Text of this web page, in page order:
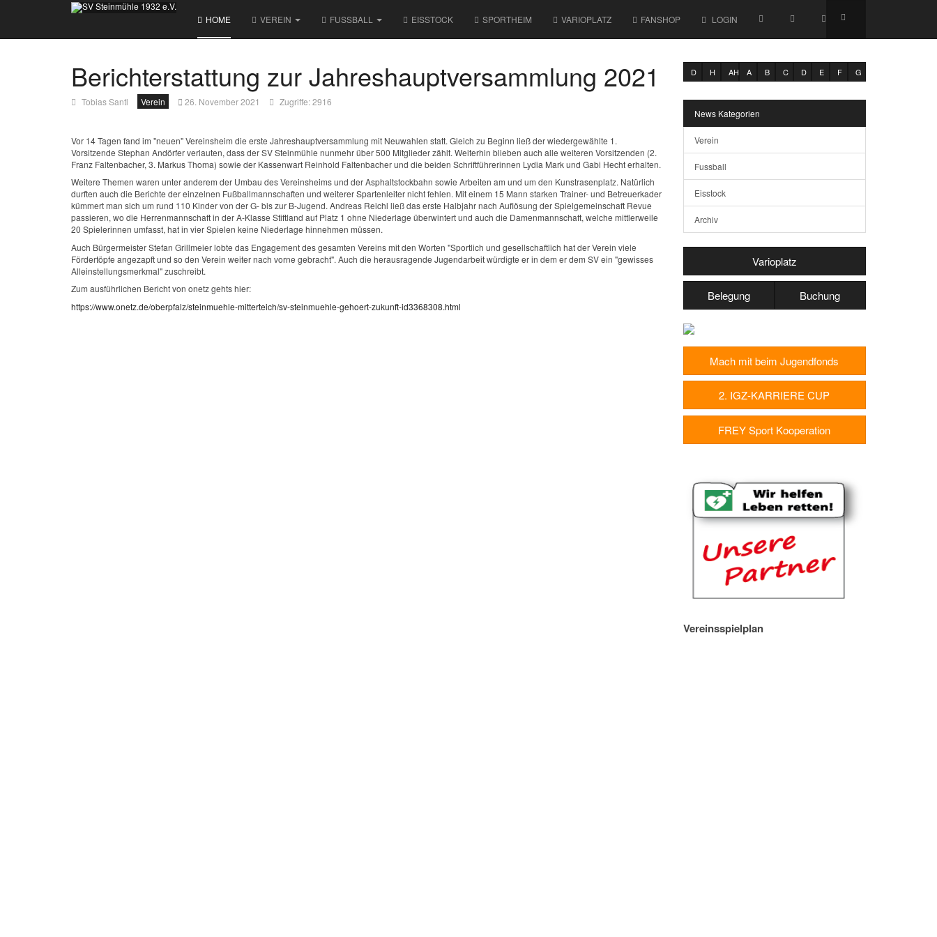
HOME VEREIN FUSSBALL EISSTOCK SPORTHEIM VARIOPLATZ FANSHOP LOGIN
Berichterstattung zur Jahreshauptversammlung 2021
Tobias Santl Verein 26. November 2021 Zugriffe: 2916
Vor 14 Tagen fand im "neuen" Vereinsheim die erste Jahreshauptversammlung mit Neuwahlen statt. Gleich zu Beginn ließ der wiedergewählte 1.
Vorsitzende Stephan Andörfer verlauten, dass der SV Steinmühle nunmehr über 500 Mitglieder zählt. Weiterhin blieben auch alle weiteren Vorsitzenden (2.
Franz Faltenbacher, 3. Markus Thoma) sowie der Kassenwart Reinhold Faltenbacher und die beiden Schriftführerinnen Lydia Mark und Gabi Hecht erhalten.
Weitere Themen waren unter anderem der Umbau des Vereinsheims und der Asphaltstockbahn sowie Arbeiten am und um den Kunstrasenplatz. Natürlich
durften auch die Berichte der einzelnen Fußballmannschaften und weiterer Spartenleiter nicht fehlen. Mit einem 15 Mann starken Trainer- und Betreuerkader
kümmert man sich um rund 110 Kinder von der G- bis zur B-Jugend. Andreas Reichl ließ das erste Halbjahr nach Auflösung der Spielgemeinschaft Revue
passieren, wo die Herrenmannschaft in der A-Klasse Stiftland auf Platz 1 ohne Niederlage überwintert und auch die Damenmannschaft, welche mittlerweile
20 Spielerinnen umfasst, hat in vier Spielen keine Niederlage hinnehmen müssen.
Auch Bürgermeister Stefan Grillmeier lobte das Engagement des gesamten Vereins mit den Worten "Sportlich und gesellschaftlich hat der Verein viele
Fördertöpfe angezapft und so den Verein weiter nach vorne gebracht". Auch die herausragende Jugendarbeit würdigte er in dem er dem SV ein "gewisses
Alleinstellungsmerkmal" zuschreibt.
Zum ausführlichen Bericht von onetz gehts hier:
https://www.onetz.de/oberpfalz/steinmuehle-mitterteich/sv-steinmuehle-gehoert-zukunft-id3368308.html
D H AH A B C D E F G
News Kategorien
Verein
Fussball
Eisstock
Archiv
Varioplatz
Belegung Buchung
Mach mit beim Jugendfonds
2. IGZ-KARRIERE CUP
FREY Sport Kooperation
Vereinsspielplan